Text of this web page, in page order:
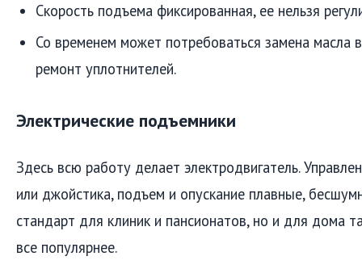
Скорость подъема фиксированная, ее нельзя
Со временем может потребоваться замена масла
ремонт уплотнителей.
Электрические подъемники
Здесь всю работу делает электродвигатель.
или джойстика, подъем и опускание плавные,
стандарт для клиник и пансионатов, но и для дома
все популярнее.